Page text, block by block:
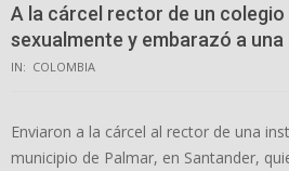
A la cárcel rector de un colegio
sexualmente y embarazó a
IN: COLOMBIA
Enviaron a la cárcel al rector de una
municipio de Palmar, en Santander,